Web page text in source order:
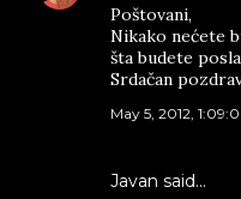
Poštovani,
Nikako nećete
šta budete
Srdačan
May 5, 2012,
Javan said…